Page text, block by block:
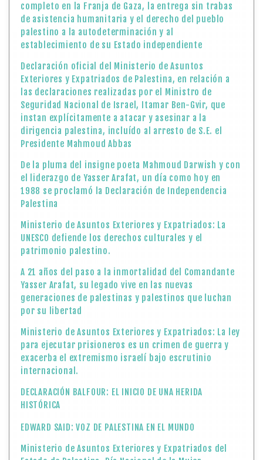
completo en la Franja de Gaza, la entrega sin trabas
de asistencia humanitaria y el derecho del pueblo
palestino a la autodeterminación y al
establecimiento de su Estado independiente
Declaración oficial del Ministerio de Asuntos
Exteriores y Expatriados de Palestina, en relación a
las declaraciones realizadas por el Ministro de
Seguridad Nacional de Israel, Itamar Ben-Gvir, que
instan explícitamente a atacar y asesinar a la
dirigencia palestina, incluído al arresto de S.E. el
Presidente Mahmoud Abbas
De la pluma del insigne poeta Mahmoud Darwish y con
el liderazgo de Yasser Arafat, un día como hoy en
1988 se proclamó la Declaración de Independencia
Palestina
Ministerio de Asuntos Exteriores y Expatriados: La
UNESCO defiende los derechos culturales y el
patrimonio palestino.
A 21 años del paso a la inmortalidad del Comandante
Yasser Arafat, su legado vive en las nuevas
generaciones de palestinas y palestinos que luchan
por su libertad
Ministerio de Asuntos Exteriores y Expatriados: La ley
para ejecutar prisioneros es un crimen de guerra y
exacerba el extremismo israelí bajo escrutinio
internacional.
DECLARACIÓN BALFOUR: EL INICIO DE UNA HERIDA
HISTÓRICA
EDWARD SAID: VOZ DE PALESTINA EN EL MUNDO
Ministerio de Asuntos Exteriores y Expatriados del